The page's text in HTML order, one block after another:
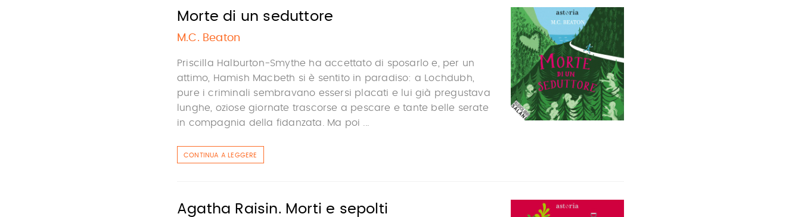
Morte di un seduttore
M.C. Beaton
Priscilla Halburton-Smythe ha accettato di sposarlo e, per un
attimo, Hamish Macbeth si è sentito in paradiso: a Lochdubh,
pure i criminali sembravano essersi placati e lui già pregustava
lunghe, oziose giornate trascorse a pescare e tante belle serate
in compagnia della fidanzata. Ma poi ...
CONTINUA A LEGGERE
Agatha Raisin. Morti e sepolti